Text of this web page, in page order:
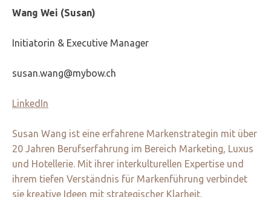
Wang Wei (Susan)
Initiatorin & Executive Manager
susan.wang@mybow.ch
LinkedIn
Susan Wang ist eine erfahrene Markenstrategin mit über
20 Jahren Berufserfahrung im Bereich Marketing, Luxus
und Hotellerie. Mit ihrer interkulturellen Expertise und
ihrem tiefen Verständnis für Markenführung verbindet
sie kreative Ideen mit strategischer Klarheit.